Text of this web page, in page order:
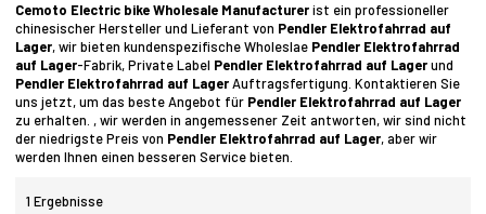
Cemoto Electric bike Wholesale Manufacturerist ein professioneller
chinesischer Hersteller und Lieferant von Pendler Elektrofahrrad auf
Lager, wir bieten kundenspezifische Wholeslae Pendler Elektrofahrrad
auf Lager-Fabrik, Private Label Pendler Elektrofahrrad auf Lagerund
Pendler Elektrofahrrad auf LagerAuftragsfertigung. Kontaktieren Sie
uns jetzt, um das beste Angebot für Pendler Elektrofahrrad auf Lager
zu erhalten. , wir werden in angemessener Zeit antworten, wir sind nicht
der niedrigste Preis von Pendler Elektrofahrrad auf Lager, aber wir
werden Ihnen einen besseren Service bieten.
1 Ergebnisse